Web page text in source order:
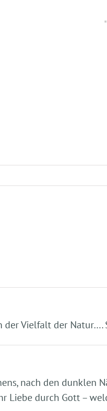
der Vielfalt der
nach den dunklen
Liebe durch Gott –